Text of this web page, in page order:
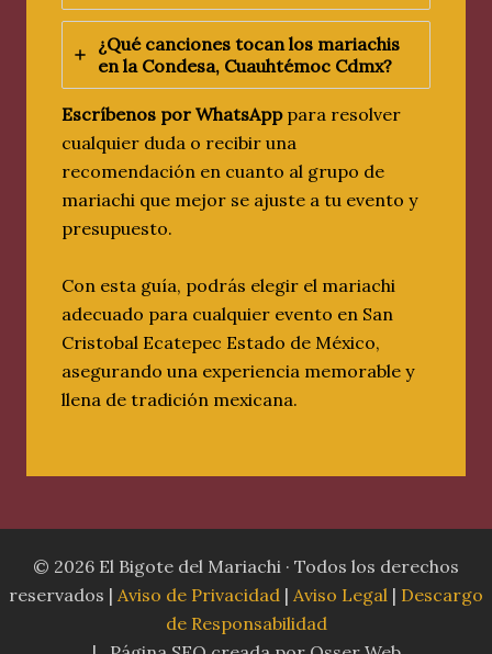
¿Qué canciones tocan los mariachis
enla Condesa, Cuauhtémoc Cdmx?
Escríbenos por WhatsApppara resolver
cualquier duda o recibir una
recomendación en cuanto al grupo de
mariachi que mejor se ajuste a tu evento y
presupuesto.
Con esta guía, podrás elegir el mariachi
adecuado para cualquier evento en San
Cristobal Ecatepec Estado de México,
asegurando una experiencia memorable y
llena de tradición mexicana.
© 2026 El Bigote del Mariachi · Todos los derechos
reservados | Aviso de Privacidad | Aviso Legal | Descargo
de Responsabilidad